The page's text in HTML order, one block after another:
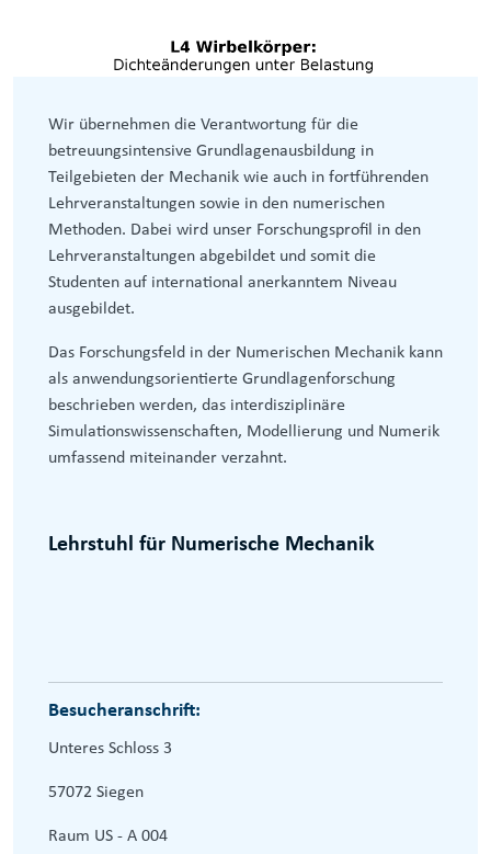
Wir übernehmen die Verantwortung für die
betreuungsintensive Grundlagenausbildung in
Teilgebieten der Mechanik wie auch in fortführenden
Lehrveranstaltungen sowie in den numerischen
Methoden. Dabei wird unser Forschungsprofil in den
Lehrveranstaltungen abgebildet und somit die
Studenten auf international anerkanntem Niveau
ausgebildet.
Das Forschungsfeld in der Numerischen Mechanik kann
als anwendungsorientierte Grundlagenforschung
beschrieben werden, das interdisziplinäre
Simulationswissenschaften, Modellierung und Numerik
umfassend miteinander verzahnt.
Lehrstuhl für Numerische Mechanik
Besucheranschrift:
Unteres Schloss 3
57072 Siegen
Raum US - A 004